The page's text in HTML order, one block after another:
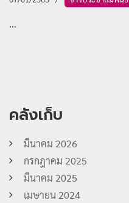
...
คลังเก็บ
มีนาคม 2026
กรกฎาคม 2025
มีนาคม 2025
เมษายน 2024